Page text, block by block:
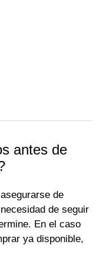
antes de
de
de seguir
En el caso
ya disponible,